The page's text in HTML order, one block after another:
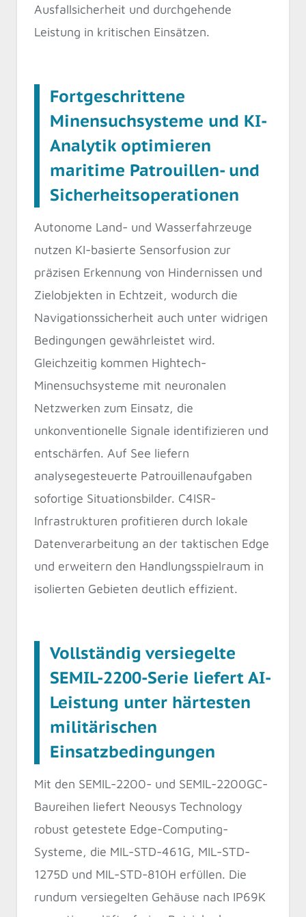
Ausfallsicherheit und durchgehende
Leistung in kritischen Einsätzen.
Fortgeschrittene
Minensuchsysteme und KI-
Analytik optimieren
maritime Patrouillen- und
Sicherheitsoperationen
Autonome Land- und Wasserfahrzeuge
nutzen KI-basierte Sensorfusion zur
präzisen Erkennung von Hindernissen und
Zielobjekten in Echtzeit, wodurch die
Navigationssicherheit auch unter widrigen
Bedingungen gewährleistet wird.
Gleichzeitig kommen Hightech-
Minensuchsysteme mit neuronalen
Netzwerken zum Einsatz, die
unkonventionelle Signale identifizieren und
entschärfen. Auf See liefern
analysegesteuerte Patrouillenaufgaben
sofortige Situationsbilder. C4ISR-
Infrastrukturen profitieren durch lokale
Datenverarbeitung an der taktischen Edge
und erweitern den Handlungsspielraum in
isolierten Gebieten deutlich effizient.
Vollständig versiegelte
SEMIL-2200-Serie liefert AI-
Leistung unter härtesten
militärischen
Einsatzbedingungen
Mit den SEMIL-2200- und SEMIL-2200GC-
Baureihen liefert Neousys Technology
robust getestete Edge-Computing-
Systeme, die MIL-STD-461G, MIL-STD-
1275D und MIL-STD-810H erfüllen. Die
rundum versiegelten Gehäuse nach IP69K